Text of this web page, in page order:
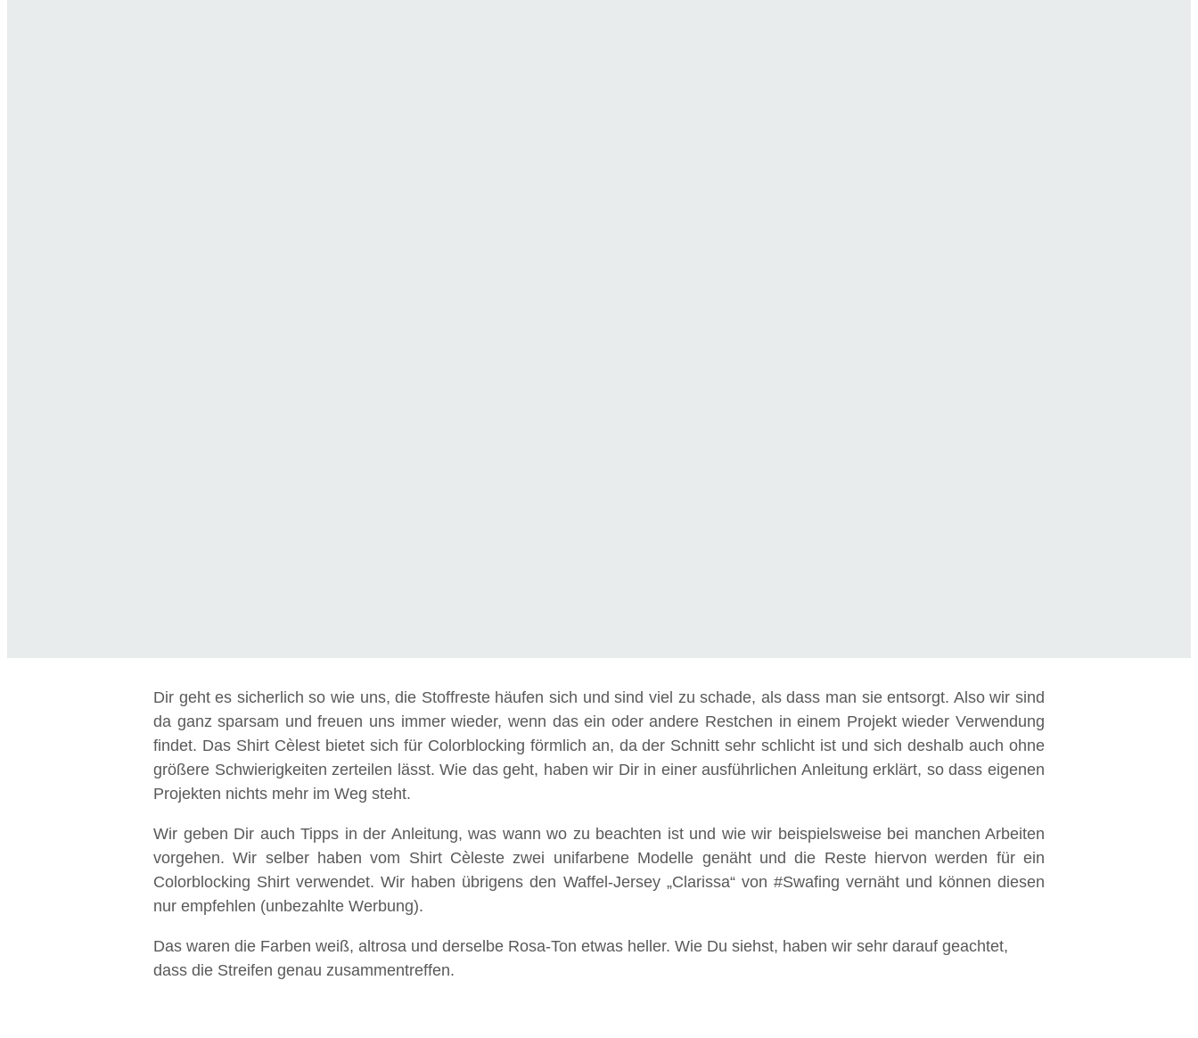
Dir geht es sicherlich so wie uns, die Stoffreste häufen sich und sind viel zu schade, als dass man sie entsorgt. Also wir sind
da ganz sparsam und freuen uns immer wieder, wenn das ein oder andere Restchen in einem Projekt wieder Verwendung
findet. Das Shirt Cèlest bietet sich für Colorblocking förmlich an, da der Schnitt sehr schlicht ist und sich deshalb auch ohne
größere Schwierigkeiten zerteilen lässt. Wie das geht, haben wir Dir in einer ausführlichen Anleitung erklärt, so dass eigenen
Projekten nichts mehr im Weg steht.
Wir geben Dir auch Tipps in der Anleitung, was wann wo zu beachten ist und wie wir beispielsweise bei manchen Arbeiten
vorgehen. Wir selber haben vom Shirt Cèleste zwei unifarbene Modelle genäht und die Reste hiervon werden für ein
Colorblocking Shirt verwendet. Wir haben übrigens den Waffel-Jersey „Clarissa“ von #Swafing vernäht und können diesen
nur empfehlen (unbezahlte Werbung).
Das waren die Farben weiß, altrosa und derselbe Rosa-Ton etwas heller. Wie Du siehst, haben wir sehr darauf geachtet,
dass die Streifen genau zusammentreffen.